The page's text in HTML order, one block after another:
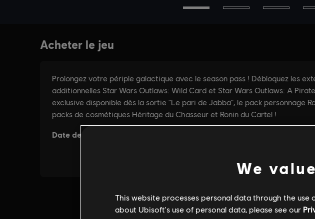
We
This website processes personal data through the use
about Ubisoft's use of personal data, please see our